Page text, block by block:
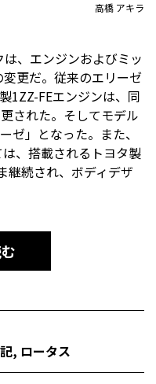
高橋 アキラ
、エンジンおよびミッ
更だ。従来のエリーゼ
1ZZ-FEエンジンは、同
された。そしてモデル
ゼ」となった。また、
、搭載されるトヨタ製
継続され、ボディデザ
, ロータス